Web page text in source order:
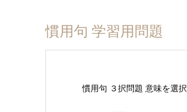
慣用句 学習用問題
慣用句 ３択問題 意味を選択